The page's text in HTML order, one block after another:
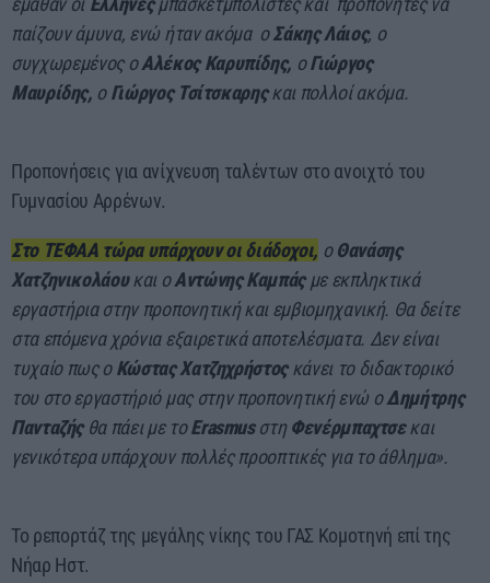
παίζουν άμυνα, ενώ ήταν ακόμα οΣάκης Λάιος, ο
συγχωρεμένος οΑλέκος Καρυπίδης, οΓιώργος
Μαυρίδης, οΓιώργος Τσίτσκαρηςκαι πολλοί ακόμα.
Προπονήσεις για ανίχνευση ταλέντων στο ανοιχτό του
Γυμνασίου Αρρένων.
Στο ΤΕΦΑΑ τώρα υπάρχουν οι διάδοχοι, οΘανάσης
Χατζηνικολάουκαι οΑντώνης Καμπάςμε εκπληκτικά
εργαστήρια στην προπονητική και εμβιομηχανική. Θα δείτε
στα επόμενα χρόνια εξαιρετικά αποτελέσματα. Δεν είναι
τυχαίο πως οΚώστας Χατζηχρήστοςκάνει το διδακτορικό
του στο εργαστήριό μας στην προπονητική ενώ οΔημήτρης
Πανταζής θα πάει με τοErasmusστηΦενέρμπαχτσεκαι
γενικότερα υπάρχουν πολλές προοπτικές για το άθλημα».
Το ρεπορτάζ της μεγάλης νίκης του ΓΑΣ Κομοτηνή επί της
Νήαρ Ηστ.